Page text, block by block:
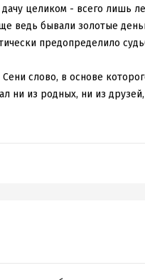
целиком - всего лишь
ведь бывали золотые
предопределило
слово, в основе
ни из родных, ни из
признаком подлинной
невероятно
смысле поучительно: